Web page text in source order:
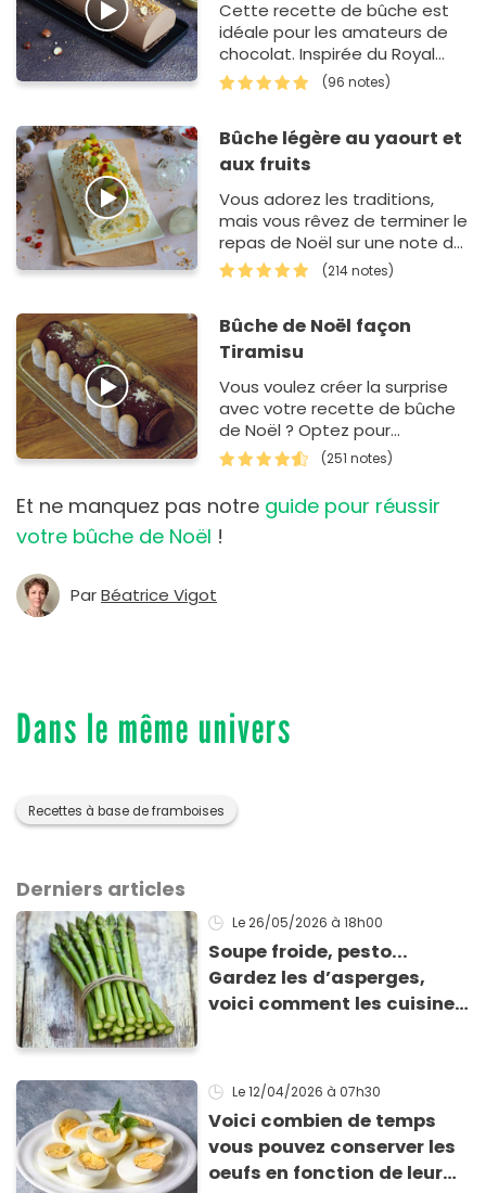
Cette recette de bûche est
idéale pour les amateurs de
chocolat. Inspirée du Royal
Chocolat, cette bûche est
très facile…
(96 notes)
Bûche légère au yaourt et
aux fruits
Vous adorez les traditions,
mais vous rêvez de terminer le
repas de Noël sur une note de
légèreté ? Cette bûche de
No&eum…
(214 notes)
Bûche de Noël façon
Tiramisu
Vous voulez créer la surprise
avec votre recette de bûche
de Noël ? Optez pour
cette variante inspirée du
tiramisu. Beaucoup plus…
(251 notes)
Et ne manquez pas notre guide pour réussir
votre bûche de Noël !
ParBéatrice Vigot
Dans le même univers
Recettes à base de framboises
Derniers articles
Le 26/05/2026 à 18h00
Soupe froide, pesto...
Gardez les d’asperges,
voici comment les cuisiner
Le 12/04/2026 à 07h30
Voici combien de temps
vous pouvez conserver les
oeufs en fonction de leur